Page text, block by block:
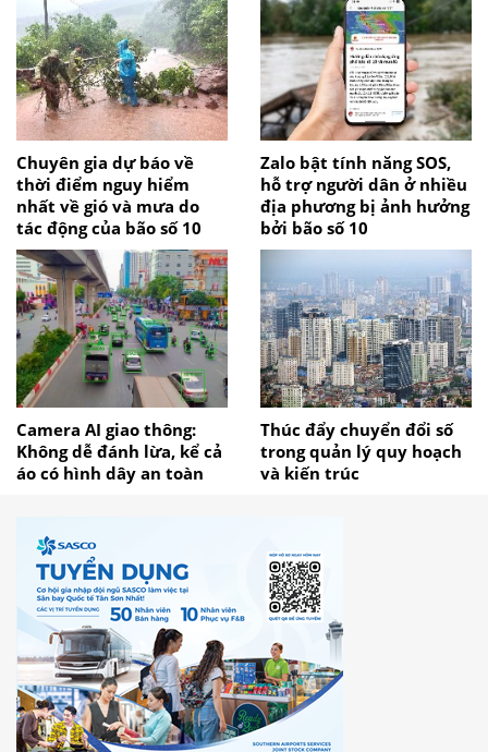
Chuyên gia dự báo về
thời điểm nguy hiểm
nhất về gió và mưa do
tác động của bão số 10
Zalo bật tính năng SOS,
hỗ trợ người dân ở nhiều
địa phương bị ảnh hưởng
bởi bão số 10
Camera AI giao thông:
Không dễ đánh lừa, kể cả
áo có hình dây an toàn
Thúc đẩy chuyển đổi số
trong quản lý quy hoạch
và kiến trúc